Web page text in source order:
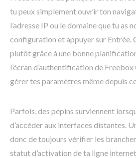
tu peux simplement ouvrir ton
l’adresse IP ou le domaine que tu as
configuration et appuyer sur Entrée.
plutôt grâce à une bonne
l’écran d’authentification de
gérer tes paramètres même depuis
Parfois, des pépins surviennent
d’accéder aux interfaces distantes.
donc de toujours vérifier les
statut d’activation de ta ligne